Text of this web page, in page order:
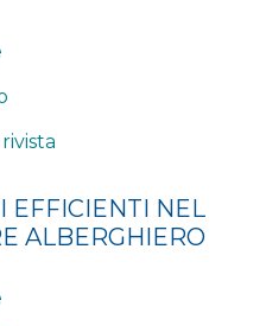
EFFICIENTI NEL
ALBERGHIERO